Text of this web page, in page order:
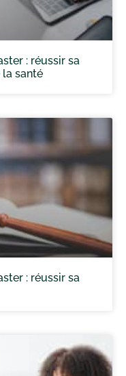
: réussir sa
santé
: réussir sa